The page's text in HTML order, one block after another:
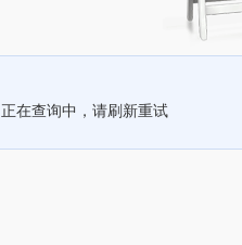
正在查询中，请刷新重试